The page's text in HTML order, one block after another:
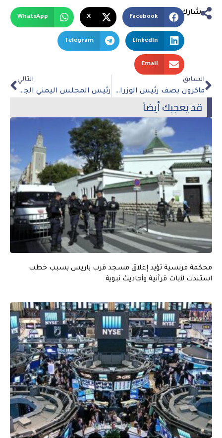
شارك
Facebook
X
WhatsApp
LinkedIn
Telegram
Email
السابق
ماكرون يصف رئيس الوزراء البولندي بأنه “يميني متطرف معاد للسامية” بسبب الخلاف حول محادثات بوتين
التالي
رئيس المجلس اليمني الجديد يعد “بإنهاء الحرب”
قد يعجبك أيضاً
محكمة فرنسية تؤيد إغلاق مسجد قرب باريس بسبب خطب
استندت لآيات قرآنية وأحاديث نبوية